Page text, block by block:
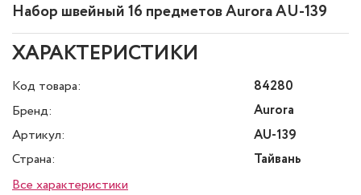
Набор швейный 16 предметов Aurora AU-139
ХАРАКТЕРИСТИКИ
Код товара:
84280
Бренд:
Aurora
Артикул:
AU-139
Страна:
Тайвань
Все характеристики